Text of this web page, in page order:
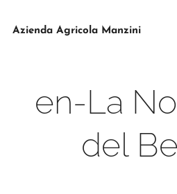
Azienda Agricola Manzini
en-La
del